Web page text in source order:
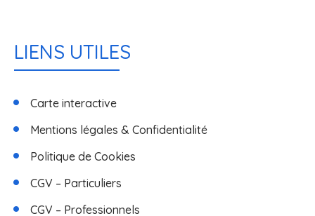
LIENS UTILES
Carte interactive
Mentions légales & Confidentialité
Politique de Cookies
CGV – Particuliers
CGV – Professionnels